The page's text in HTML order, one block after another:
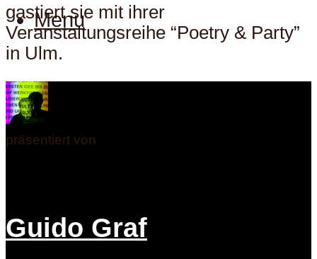
Menu
gastiert sie mit ihrer
Veranstaltungsreihe “Poetry & Party”
in Ulm.
präsentiert von
Guido Graf